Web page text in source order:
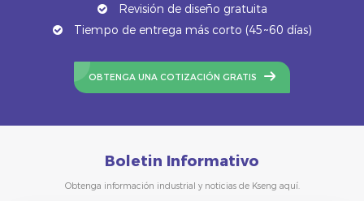
Revisión de diseño gratuita
Tiempo de entrega más corto (45~60 días)
OBTENGA UNA COTIZACIÓN GRATIS
Boletin Informativo
Obtenga información industrial y noticias de Kseng aquí.